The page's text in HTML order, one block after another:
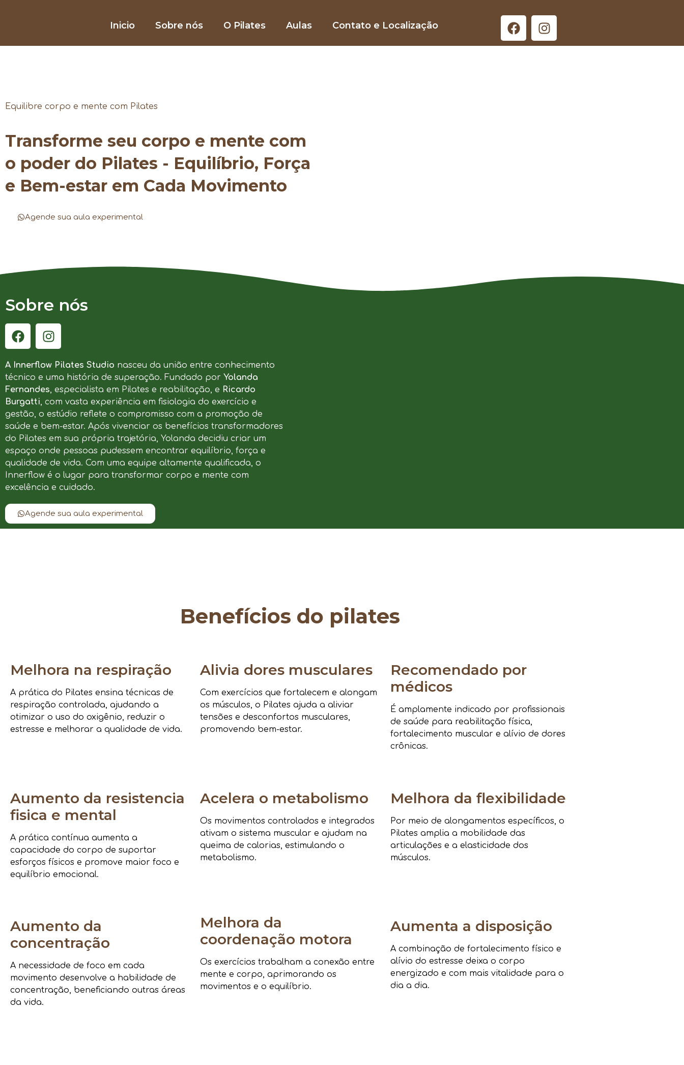
Inicio Sobre nós O Pilates Aulas Contato e Localização
Equilibre corpo e mente com Pilates
Transforme seu corpo e mente com
o poder do Pilates - Equilíbrio, Força
e Bem-estar em Cada Movimento
Agende sua aula experimental
Sobre nós
A Innerflow Pilates Studio nasceu da união entre conhecimento
técnico e uma história de superação. Fundado por Yolanda
Fernandes, especialista em Pilates e reabilitação, e Ricardo
Burgatti, com vasta experiência em fisiologia do exercício e
gestão, o estúdio reflete o compromisso com a promoção de
saúde e bem-estar. Após vivenciar os benefícios transformadores
do Pilates em sua própria trajetória, Yolanda decidiu criar um
espaço onde pessoas pudessem encontrar equilíbrio, força e
qualidade de vida. Com uma equipe altamente qualificada, o
Innerflow é o lugar para transformar corpo e mente com
excelência e cuidado.
Agende sua aula experimental
Benefícios do pilates
Melhora na respiração
A prática do Pilates ensina técnicas de
respiração controlada, ajudando a
otimizar o uso do oxigênio, reduzir o
estresse e melhorar a qualidade de vida.
Alivia dores musculares
Com exercícios que fortalecem e alongam
os músculos, o Pilates ajuda a aliviar
tensões e desconfortos musculares,
promovendo bem-estar.
Recomendado por
médicos
É amplamente indicado por profissionais
de saúde para reabilitação física,
fortalecimento muscular e alívio de dores
crônicas.
Aumento da resistencia
fisica e mental
A prática contínua aumenta a
capacidade do corpo de suportar
esforços físicos e promove maior foco e
equilíbrio emocional.
Acelera o metabolismo
Os movimentos controlados e integrados
ativam o sistema muscular e ajudam na
queima de calorias, estimulando o
metabolismo.
Melhora da flexibilidade
Por meio de alongamentos específicos, o
Pilates amplia a mobilidade das
articulações e a elasticidade dos
músculos.
Aumento da
concentração
A necessidade de foco em cada
movimento desenvolve a habilidade de
concentração, beneficiando outras áreas
da vida.
Melhora da
coordenação motora
Os exercícios trabalham a conexão entre
mente e corpo, aprimorando os
movimentos e o equilíbrio.
Aumenta a disposição
A combinação de fortalecimento físico e
alívio do estresse deixa o corpo
energizado e com mais vitalidade para o
dia a dia.